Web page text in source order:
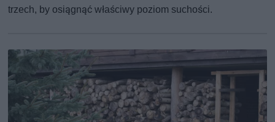
trzech, by osiągnąć właściwy poziom suchości.